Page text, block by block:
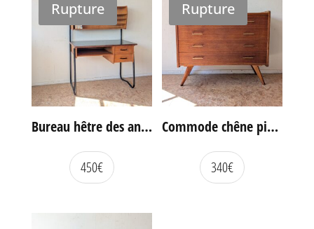
Rupture
Bureau hêtre des années 60
450€
Rupture
Commode chêne pieds compas vintage
340€